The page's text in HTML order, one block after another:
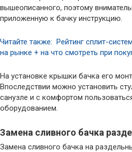
вышеописанного, поэтому
приложенную к бачку инструкцию.
Читайте также: Рейтинг сплит-
на рынке + на что смотреть при
На установке крышки бачка его
Впоследствии можно установить
санузле и с комфортом
оборудованием.
Замена сливного бачка
Замена сливного бачка на